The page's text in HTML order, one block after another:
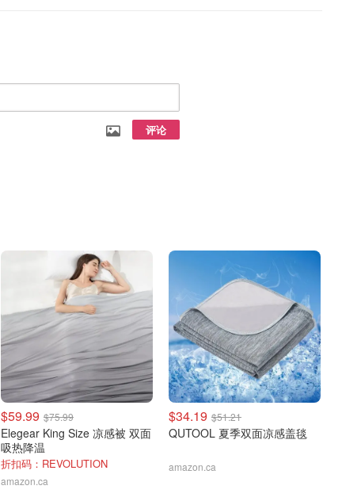
评论
$59.99 $75.99
Elegear King Size 凉感被 双面
吸热降温
折扣码：REVOLUTION
amazon.ca
$34.19 $51.21
QUTOOL 夏季双面凉感盖毯
amazon.ca